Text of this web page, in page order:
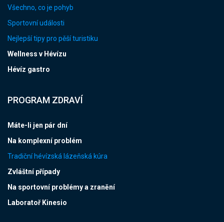
Všechno, co je pohyb
Sportovní události
Nejlepší tipy pro pěší turistiku
Wellness v Hévízu
Hévíz gastro
PROGRAM ZDRAVÍ
Máte-li jen pár dní
Na komplexní problém
Tradiční hévízská lázeňská kúra
Zvláštní případy
Na sportovní problémy a zranění
Laboratoř Kinesio